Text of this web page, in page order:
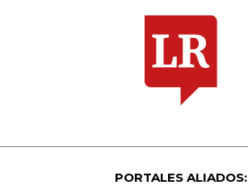
PORTALES ALIADOS: